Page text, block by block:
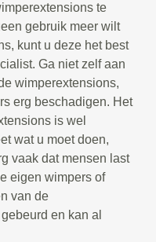
te
gebruik meer wilt
kunt u deze het best
Ga niet zelf aan
wimperextensions,
erg beschadigen. Het
is wel
wat u moet doen,
vaak dat mensen last
eigen wimpers of
van de
en kan al